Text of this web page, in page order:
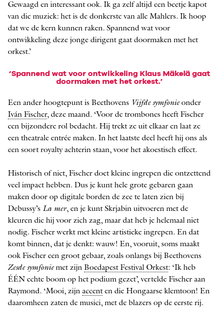
Gewaagd en interessant ook. Ik ga zelf altijd een beetje kapot
van die muziek: het is de donkerste van alle Mahlers. Ik hoop
dat we de kern kunnen raken. Spannend wat voor
ontwikkeling deze jonge dirigent gaat doormaken met het
orkest.’
‘Spannend wat voor ontwikkeling Klaus Mäkelä gaat
doormaken met het orkest.’
Een ander hoogtepunt is Beethovens Vijfde symfonieonder
Iván Fischer, deze maand. ‘Voor de trombones heeft Fischer
een bijzondere rol bedacht. Hij trekt ze uit elkaar en laat ze
een thea­trale entrée maken. In het laatste deel heeft hij ons als
een soort royalty achterin staan, voor het akoestisch effect.
Historisch of niet, Fischer doet kleine ingrepen die ontzettend
veel impact hebben. Dus je kunt hele grote gebaren gaan
maken door op digitale borden de zee te laten zien bij
Debussy’s La mer, en je kunt Skrjabin uitvoeren met de
kleuren die hij voor zich zag, maar dat heb je helemaal niet
nodig. Fischer werkt met kleine artistieke ingrepen. En dat
komt binnen, dat je denkt: wauw! En, vooruit, soms maakt
ook Fischer een groot gebaar, zoals onlangs bij Beethovens
Zesde symfoniemet zijn Boedapest Festival Orkest: ‘Ik heb
ÉÉN echte boom op het podium gezet’, vertelde Fischer aan
Raymond. ‘Mooi, zijn accenten die Hongaarse klemtoon! En
daaromheen zaten de musici, met de blazers op de eerste rij.